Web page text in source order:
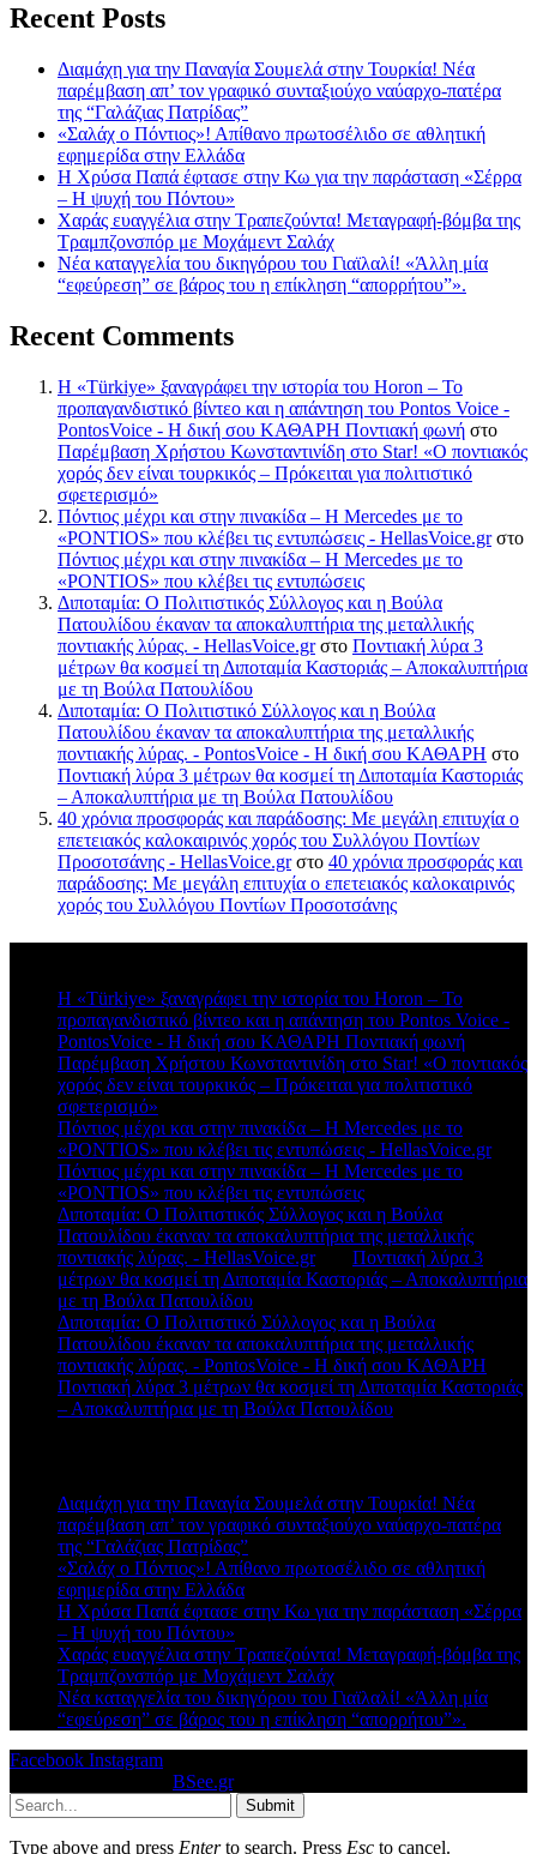
Recent Posts
Διαμάχη για την Παναγία Σουμελά στην Τουρκία! Νέα
παρέμβαση απ’ τον γραφικό συνταξιούχο ναύαρχο-πατέρα
της “Γαλάζιας Πατρίδας”
«Σαλάχ ο Πόντιος»! Απίθανο πρωτοσέλιδο σε αθλητική
εφημερίδα στην Ελλάδα
Η Χρύσα Παπά έφτασε στην Κω για την παράσταση «Σέρρα
– Η ψυχή του Πόντου»
Χαράς ευαγγέλια στην Τραπεζούντα! Μεταγραφή-βόμβα της
Τραμπζονσπόρ με Μοχάμεντ Σαλάχ
Νέα καταγγελία του δικηγόρου του Γιαϊλαλί! «Άλλη μία
“εφεύρεση” σε βάρος του η επίκληση “απορρήτου”».
Recent Comments
Η «Türkiye» ξαναγράφει την ιστορία του Horon – Το
προπαγανδιστικό βίντεο και η απάντηση του Pontos Voice -
PontosVoice - H δική σου ΚΑΘΑΡΗ Ποντιακή φωνή στο
Παρέμβαση Χρήστου Κωνσταντινίδη στο Star! «Ο ποντιακός
χορός δεν είναι τουρκικός – Πρόκειται για πολιτιστικό
σφετερισμό»
Πόντιος μέχρι και στην πινακίδα – Η Mercedes με το
«PONTIOS» που κλέβει τις εντυπώσεις - HellasVoice.grστο
Πόντιος μέχρι και στην πινακίδα – Η Mercedes με το
«PONTIOS» που κλέβει τις εντυπώσεις
Διποταμία: Ο Πολιτιστικός Σύλλογος και η Βούλα
Πατουλίδου έκαναν τα αποκαλυπτήρια της μεταλλικής
ποντιακής λύρας. - HellasVoice.grστο Ποντιακή λύρα 3
μέτρων θα κοσμεί τη Διποταμία Καστοριάς – Αποκαλυπτήρια
με τη Βούλα Πατουλίδου
Διποταμία: Ο Πολιτιστικό Σύλλογος και η Βούλα
Πατουλίδου έκαναν τα αποκαλυπτήρια της μεταλλικής
ποντιακής λύρας. - PontosVoice - H δική σου ΚΑΘΑΡΗ στο
Ποντιακή λύρα 3 μέτρων θα κοσμεί τη Διποταμία Καστοριάς
– Αποκαλυπτήρια με τη Βούλα Πατουλίδου
40 χρόνια προσφοράς και παράδοσης: Με μεγάλη επιτυχία ο
επετειακός καλοκαιρινός χορός του Συλλόγου Ποντίων
Προσοτσάνης - HellasVoice.grστο 40 χρόνια προσφοράς και
παράδοσης: Με μεγάλη επιτυχία ο επετειακός καλοκαιρινός
χορός του Συλλόγου Ποντίων Προσοτσάνης
Η «Türkiye» ξαναγράφει την ιστορία του Horon – Το
προπαγανδιστικό βίντεο και η απάντηση του Pontos Voice -
PontosVoice - H δική σου ΚΑΘΑΡΗ Ποντιακή φωνή
Παρέμβαση Χρήστου Κωνσταντινίδη στο Star! «Ο ποντιακός
χορός δεν είναι τουρκικός – Πρόκειται για πολιτιστικό
σφετερισμό»
Πόντιος μέχρι και στην πινακίδα – Η Mercedes με το
«PONTIOS» που κλέβει τις εντυπώσεις - HellasVoice.grστο
Πόντιος μέχρι και στην πινακίδα – Η Mercedes με το
«PONTIOS» που κλέβει τις εντυπώσεις
Διποταμία: Ο Πολιτιστικός Σύλλογος και η Βούλα
Πατουλίδου έκαναν τα αποκαλυπτήρια της μεταλλικής
ποντιακής λύρας. - HellasVoice.grστο Ποντιακή λύρα 3
μέτρων θα κοσμεί τη Διποταμία Καστοριάς – Αποκαλυπτήρια
με τη Βούλα Πατουλίδου
Διποταμία: Ο Πολιτιστικό Σύλλογος και η Βούλα
Πατουλίδου έκαναν τα αποκαλυπτήρια της μεταλλικής
ποντιακής λύρας. - PontosVoice - H δική σου ΚΑΘΑΡΗ
Ποντιακή λύρα 3 μέτρων θα κοσμεί τη Διποταμία Καστοριάς
– Αποκαλυπτήρια με τη Βούλα Πατουλίδου
Διαμάχη για την Παναγία Σουμελά στην Τουρκία! Νέα
παρέμβαση απ’ τον γραφικό συνταξιούχο ναύαρχο-πατέρα
της “Γαλάζιας Πατρίδας”
«Σαλάχ ο Πόντιος»! Απίθανο πρωτοσέλιδο σε αθλητική
εφημερίδα στην Ελλάδα
Η Χρύσα Παπά έφτασε στην Κω για την παράσταση «Σέρρα
– Η ψυχή του Πόντου»
Χαράς ευαγγέλια στην Τραπεζούντα! Μεταγραφή-βόμβα της
Τραμπζονσπόρ με Μοχάμεντ Σαλάχ
Νέα καταγγελία του δικηγόρου του Γιαϊλαλί! «Άλλη μία
“εφεύρεση” σε βάρος του η επίκληση “απορρήτου”».
Facebook Instagram
BSee.gr.
Submit
Type above and press Enterto search. Press Esc to cancel.